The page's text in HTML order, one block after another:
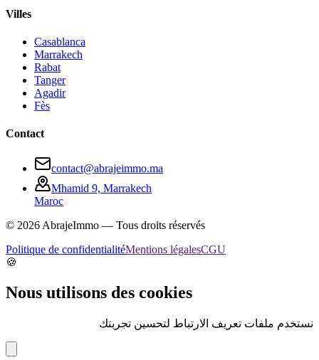
Villes
Casablanca
Marrakech
Rabat
Tanger
Agadir
Fès
Contact
contact@abrajeimmo.ma
Mhamid 9, Marrakech
Maroc
© 2026AbrajeImmo — Tous droits réservés
Politique de confidentialitéMentions légalesCGU
🍪
Nous utilisons des cookies
نستخدم ملفات تعريف الارتباط لتحسين تجربتك